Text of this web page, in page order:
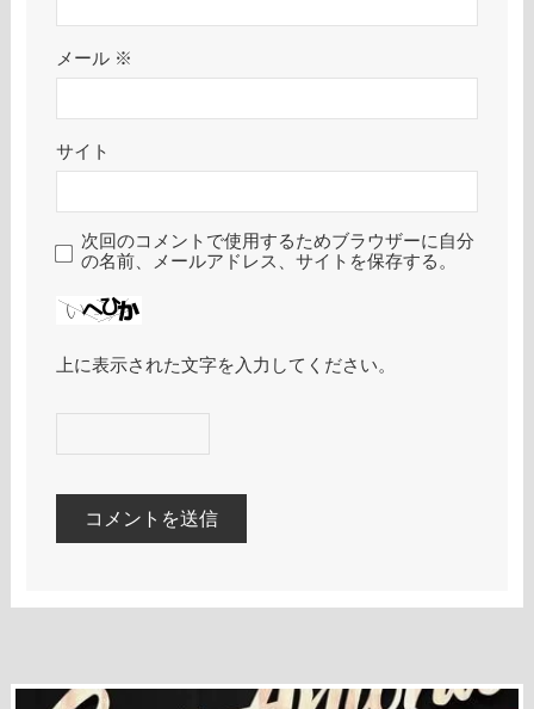
メール ※
サイト
次回のコメントで使用するためブラウザーに自分
の名前、メールアドレス、サイトを保存する。
上に表示された文字を入力してください。